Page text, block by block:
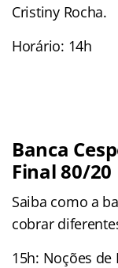
Cristiny Rocha.
Horário: 14h
Banca
Final 80/20
Saiba como a
cobrar
15h: Noções